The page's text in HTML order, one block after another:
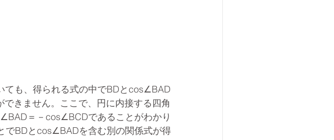
も、得られる式の中でBDとcos∠BAD
きません。ここで、円に内接する四角
＝－cos∠BCDであることがわかり
でBDとcos∠BADを含む別の関係式が得